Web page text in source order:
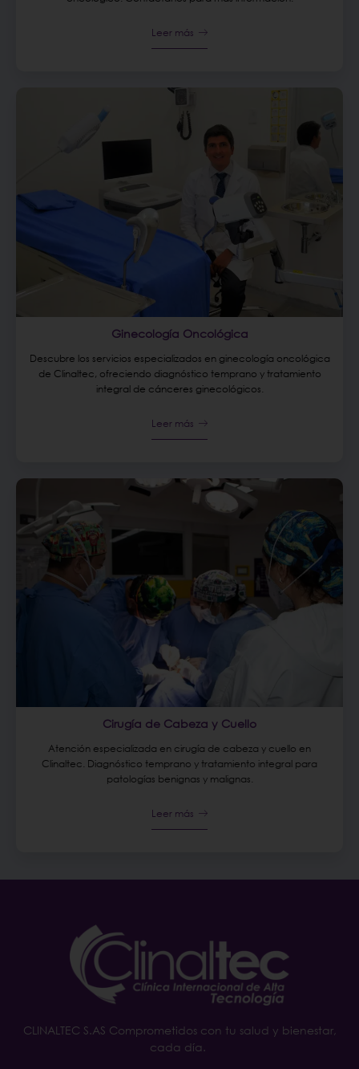
Leer más
Ginecología Oncológica
Descubre los servicios especializados en ginecología oncológica
de Clinaltec, ofreciendo diagnóstico temprano y tratamiento
integral de cánceres ginecológicos.
Leer más
Cirugía de Cabeza y Cuello
Atención especializada en cirugía de cabeza y cuello en
Clinaltec. Diagnóstico temprano y tratamiento integral para
patologías benignas y malignas.
Leer más
CLINALTEC S.AS Comprometidos con tu salud y bienestar,
cada día.